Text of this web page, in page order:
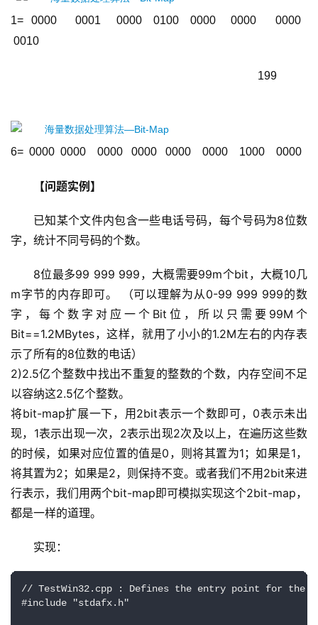
1=  0000     0001    0000   0100   0000    0000     0000
0010
199
6=  0000  0000    0000   0000   0000    0000    1000    0000
【问题实例】
已知某个文件内包含一些电话号码，每个号码为8位数
字，统计不同号码的个数。
8位最多99 999 999，大概需要99m个bit，大概10几
m字节的内存即可。 （可以理解为从0-99 999 999的数
字，每个数字对应一个Bit位，所以只需要99M个
Bit==1.2MBytes，这样，就用了小小的1.2M左右的内存表
示了所有的8位数的电话）
2)2.5亿个整数中找出不重复的整数的个数，内存空间不足
以容纳这2.5亿个整数。
将bit-map扩展一下，用2bit表示一个数即可，0表示未出
现，1表示出现一次，2表示出现2次及以上，在遍历这些数
的时候，如果对应位置的值是0，则将其置为1；如果是1，
将其置为2；如果是2，则保持不变。或者我们不用2bit来进
行表示，我们用两个bit-map即可模拟实现这个2bit-map，
都是一样的道理。
实现：
// TestWin32.cpp : Defines the entry point for
#include "stdafx.h"